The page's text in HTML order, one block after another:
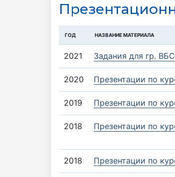
ГОД НАЗВАНИЕ МАТЕРИАЛА
2021 Задания для гр.
2020 Презентации по
2019 Презентации по
2018 Презентации по
2018 Презентации по